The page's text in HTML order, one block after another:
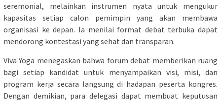
seremonial, melainkan instrumen nyata untuk mengukur
kapasitas setiap calon pemimpin yang akan membawa
organisasi ke depan. Ia menilai format debat terbuka dapat
mendorong kontestasi yang sehat dan transparan.
Viva Yoga menegaskan bahwa forum debat memberikan ruang
bagi setiap kandidat untuk menyampaikan visi, misi, dan
program kerja secara langsung di hadapan peserta kongres.
Dengan demikian, para delegasi dapat membuat keputusan